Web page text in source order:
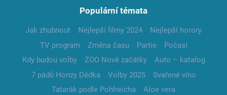
Populární témata
Jak zhubnout Nejlepší filmy 2024
Nejlepší horory
TV program
Změna času Partie
Počasí
Kdy budou volby
ZOO Nové začátky
Auto – katalog
7 pádů Honzy Dědka
Volby 2025
Svařené víno
Tatarák podle Pohlreicha
Aloe vera